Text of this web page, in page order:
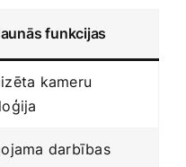
funkcijas
kameru
darbības